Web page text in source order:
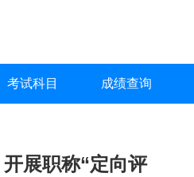
考试科目 成绩查询
展职称“定向评